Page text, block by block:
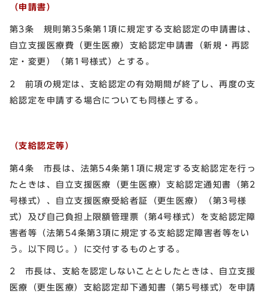
（申請書）
第3条 規則第35条第1項に規定する支給認定の申請書は、
自立支援医療費（更生医療）支給認定申請書（新規・再認
定・変更）（第1号様式）とする。
2 前項の規定は、支給認定の有効期間が終了し、再度の支
給認定を申請する場合についても同様とする。
（支給認定等）
第4条 市長は、法第54条第1項に規定する支給認定を行っ
たときは、自立支援医療（更生医療）支給認定通知書（第2
号様式）、自立支援医療受給者証（更生医療）（第3号様
式）及び自己負担上限額管理票（第4号様式）を支給認定障
害者等（法第54条第3項に規定する支給認定障害者等をい
う。以下同じ。）に交付するものとする。
2 市長は、支給を認定しないこととしたときは、自立支援
医療（更生医療）支給認定却下通知書（第5号様式）を申請